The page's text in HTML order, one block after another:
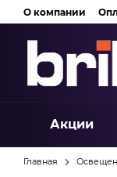
Перейти к
О компании
Акции
Главная